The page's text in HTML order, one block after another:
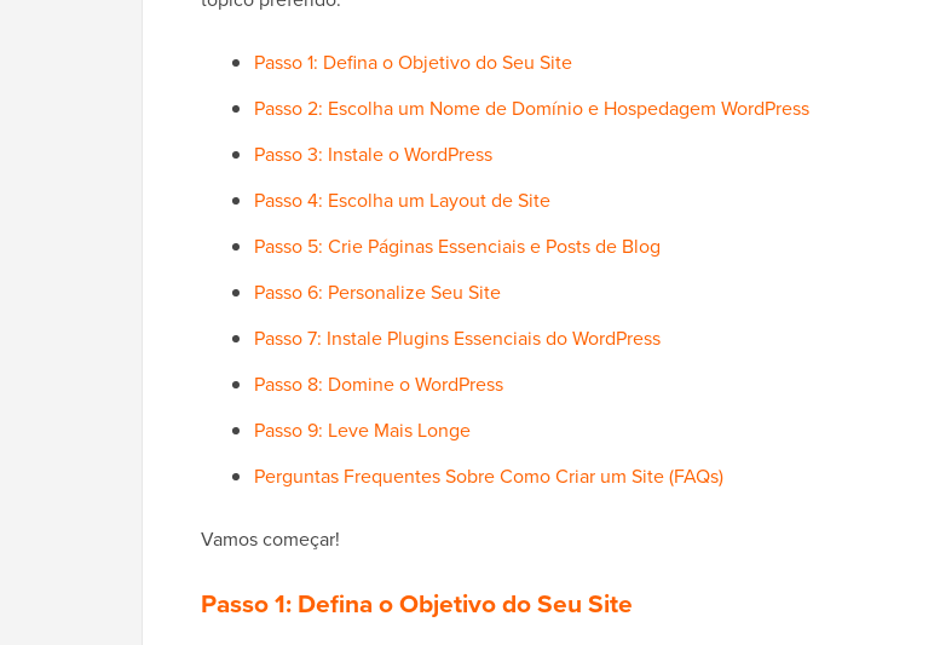
Passo 1: Defina o Objetivo do Seu Site
Passo 2: Escolha um Nome de Domínio e Hospedagem WordPress
Passo 3: Instale o WordPress
Passo 4: Escolha um Layout de Site
Passo 5: Crie Páginas Essenciais e Posts de Blog
Passo 6: Personalize Seu Site
Passo 7: Instale Plugins Essenciais do WordPress
Passo 8: Domine o WordPress
Passo 9: Leve Mais Longe
Perguntas Frequentes Sobre Como Criar um Site (FAQs)
Vamos começar!
Passo 1: Defina o Objetivo do Seu Site